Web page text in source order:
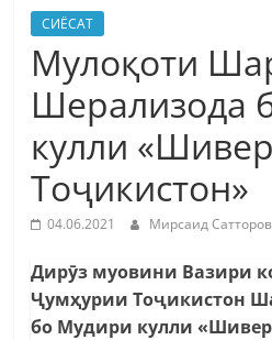
СИЁСАТ
Мулоқоти
Шерализода
кулли «Шивер
Тоҷикистон»
04.06.2021 Мирсаид Сатторов
Дирӯз муовини Вазири
Ҷумҳурии Тоҷикистон
бо Мудири кулли